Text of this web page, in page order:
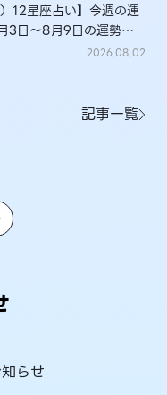
12星座占い】今週の運
3日～8月9日の運勢
2026.08.02
記事一覧
らせ